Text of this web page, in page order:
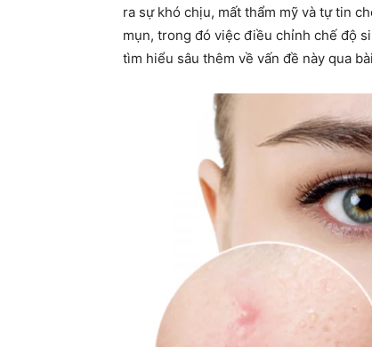
ra sự khó chịu, mất thẩm mỹ và tự tin
mụn, trong đó việc điều chỉnh chế độ
tìm hiểu sâu thêm về vấn đề này qua